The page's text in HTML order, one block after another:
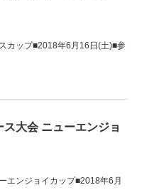
カップ■2018年6月16日(土)■参
大会 ニューエンジョ
エンジョイカップ■2018年6月